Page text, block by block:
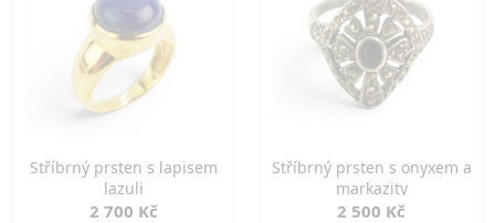
Stříbrný prsten s lapisem
lazuli
2 700 Kč
Stříbrný prsten s onyxem a
markazity
2 500 Kč